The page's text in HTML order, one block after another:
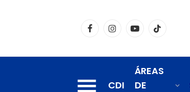
FacebookInstagramYouTubeTikTok
CDI
ÁREAS
DE